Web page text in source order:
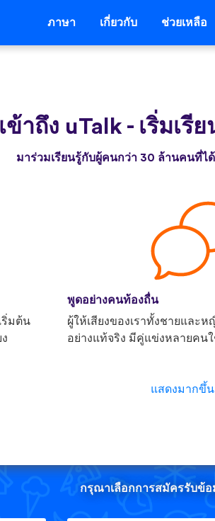
ภาษา เกี่ยวกับ ช่วยเหลือ
เข้าถึง uTalk - เริ่มเรี
มาร่วมเรียนรู้กับผู้คนกว่า 30 ล้านคนที่ไ
ริ่มต้น
พูดอย่างคนท้องถื่น
ผู้ให้เสียงของเราทั้งชายและห
อย่างแท้จริง มีคู่แข่งหลายคนใ
แสดงมากขึ้น
กรุณาเลือกการสมัครรับข้